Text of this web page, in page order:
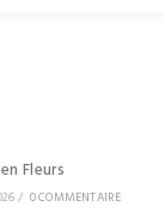
Fleurs
/ 0 COMMENTAIRE